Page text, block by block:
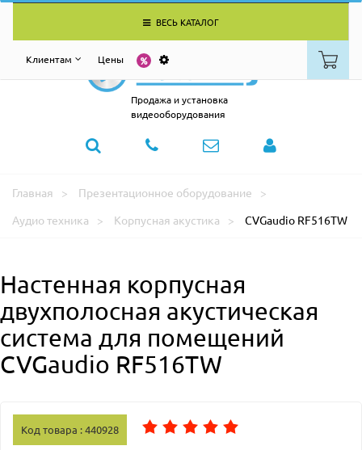
ВЕСЬ КАТАЛОГ
Клиентам Цены
Продажа и установка
видеооборудования
Главная
Презентационное оборудование
Аудио техника
Корпусная акустика CVGaudio RF516TW
Настенная корпусная
двухполосная акустическая
система для помещений
CVGaudio RF516TW
Код товара : 440928